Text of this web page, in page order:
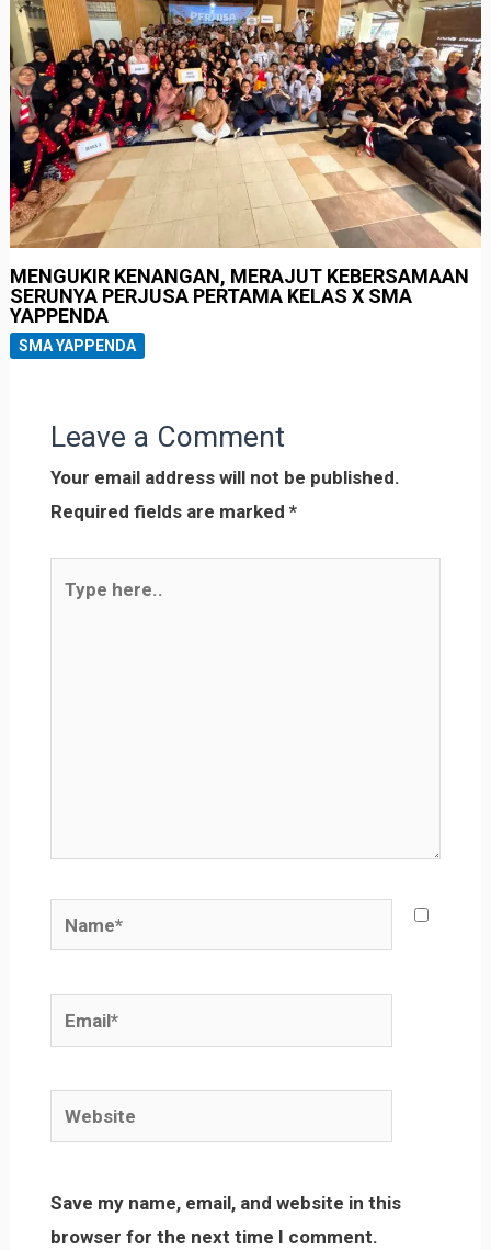
MENGUKIR KENANGAN, MERAJUT KEBERSAMAAN
SERUNYA PERJUSA PERTAMA KELAS X SMA
YAPPENDA
SMA YAPPENDA
Leave a Comment
Your email address will not be published.
Required fields are marked *
here..
Name*
Email*
Website
Save my name, email, and website in this
browser for the next time I comment.